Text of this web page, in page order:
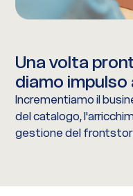
Una volta
diamo
Incrementiamo il
del catalogo,
gestione del